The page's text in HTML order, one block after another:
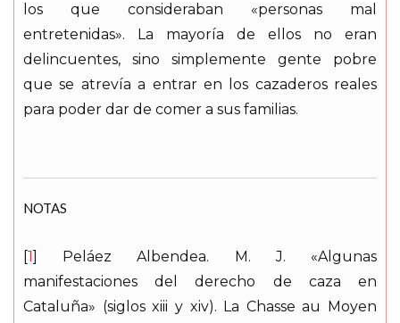
los que consideraban «personas mal
entretenidas». La mayoría de ellos no eran
delincuentes, sino simplemente gente pobre
que se atrevía a entrar en los cazaderos reales
para poder dar de comer a sus familias.
NOTAS
1
] Peláez Albendea. M. J. «Algunas
manifestaciones del derecho de caza en
Cataluña» (siglos xiii y xiv). La Chasse au Moyen